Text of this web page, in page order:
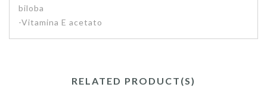
biloba
-Vitamina E acetato
RELATED PRODUCT(S)